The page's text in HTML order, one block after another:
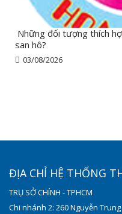
Những đối tượng thích
san hô?
03/08/2026
ĐỊA CHỈ HỆ THỐNG
TRỤ SỞ CHÍNH - TPHCM
Chi nhánh 2: 260 Nguyễn